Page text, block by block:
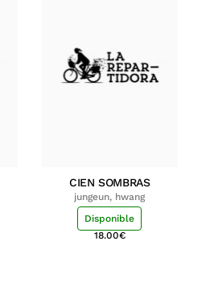
CIEN SOMBRAS
jungeun, hwang
Disponible
18.00€